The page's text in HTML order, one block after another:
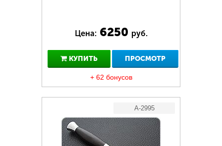
Цена: 6250 руб.
КУПИТЬ ПРОСМОТР
+ 62 бонусов
A-2995